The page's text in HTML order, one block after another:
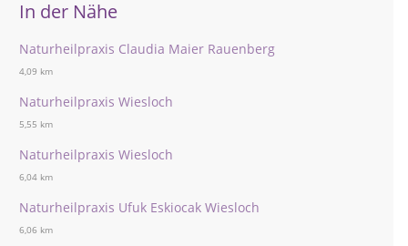
In der Nähe
Naturheilpraxis Claudia Maier Rauenberg
4,09 km
Naturheilpraxis Wiesloch
5,55 km
Naturheilpraxis Wiesloch
6,04 km
Naturheilpraxis Ufuk Eskiocak Wiesloch
6,06 km